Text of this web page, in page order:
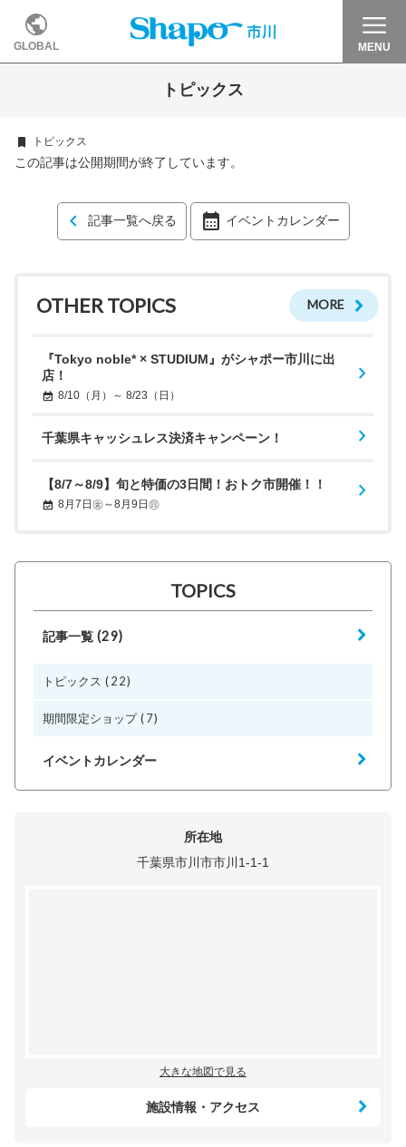
GLOBAL MENU
トピックス
トピックス
この記事は公開期間が終了しています。
記事一覧へ戻る イベントカレンダー
OTHER TOPICS MORE
『Tokyo noble* × STUDIUM』がシャポー市川に出
店！
8/10（月）～ 8/23（日）
千葉県キャッシュレス決済キャンペーン！
【8/7～8/9】旬と特価の3日間！おトク市開催！！
8月7日㊎～8月9日㊐
TOPICS
記事一覧 (29)
トピックス (22)
期間限定ショップ(7)
イベントカレンダー
所在地
千葉県市川市市川1-1-1
大きな地図で見る
施設情報・アクセス